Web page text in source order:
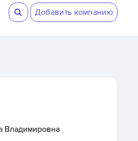
Добавить компанию
Владимировна